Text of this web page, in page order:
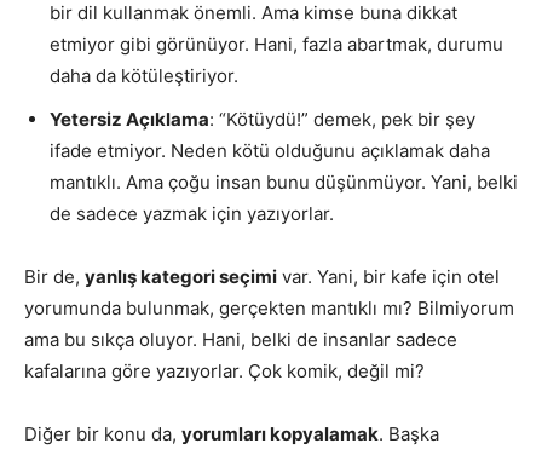
bir dil kullanmak önemli. Ama kimse buna dikkat
etmiyor gibi görünüyor. Hani, fazla abartmak, durumu
daha da kötüleştiriyor.
Yetersiz Açıklama: “Kötüydü!” demek, pek bir şey
ifade etmiyor. Neden kötü olduğunu açıklamak daha
mantıklı. Ama çoğu insan bunu düşünmüyor. Yani, belki
de sadece yazmak için yazıyorlar.
Bir de, yanlış kategori seçimi var. Yani, bir kafe için otel
yorumunda bulunmak, gerçekten mantıklı mı? Bilmiyorum
ama bu sıkça oluyor. Hani, belki de insanlar sadece
kafalarına göre yazıyorlar. Çok komik, değil mi?
Diğer bir konu da, yorumları kopyalamak. Başka